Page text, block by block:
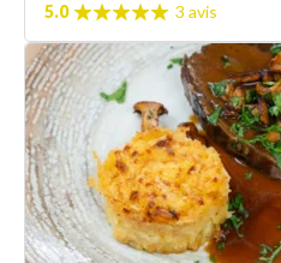
5.0 3 avis